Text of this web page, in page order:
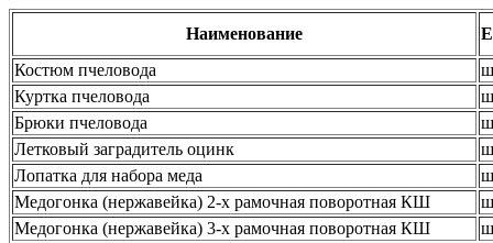
Наименование
Костюм пчеловода
Куртка пчеловода
Брюки пчеловода
Летковый заградитель оцинк
Лопатка для набора меда
Медогонка (нержавейка) 2-х рамочная поворотная КШ
Медогонка (нержавейка) 3-х рамочная поворотная КШ